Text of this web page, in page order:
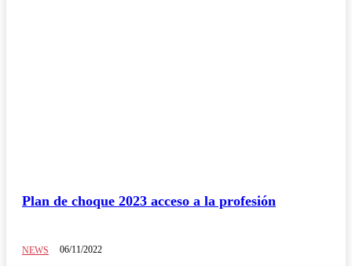
Plan de choque 2023 acceso a la profesión
NEWS 06/11/2022